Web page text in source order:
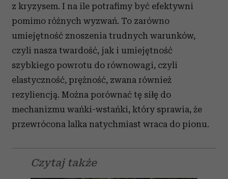
z kryzysem. I na ile potrafimy być efektywni
pomimo różnych wyzwań. To zarówno
umiejętność znoszenia trudnych warunków,
czyli nasza twardość, jak i umiejętność
szybkiego powrotu do równowagi, czyli
elastyczność, prężność, zwana również
rezyliencją. Można porównać tę siłę do
mechanizmu wańki-wstańki, który sprawia, że
przewrócona lalka natychmiast wraca do pionu.
Czytaj także